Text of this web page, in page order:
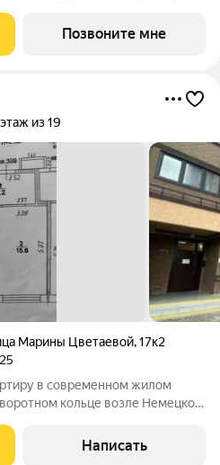
площадками и зонами
Позвоните мне
из 19
Марины Цветаевой,17к2
в современном жилом
кольце возле Немецкой
просторная лоджия, подойдёт
Написать